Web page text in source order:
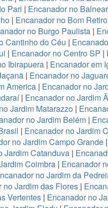
Pari | Encanador no
| Encanador no Bom Retiro
no Burgo Paulista |
Cantinho do Céu |
| Encanador no Centro SP |
Ibirapuera | Encanador em
| Encanador no
America | Encanador no
| Encanador no Jardim
Jardim Matarazzo|
no Jardim Belém |
| Encanador no Jardim
no Jardim Campo Grande |
Jardim Catanduva |
Coimbra| Encanador
no Jardim da
no Jardim das Flores |
Vertentes | Encanador no